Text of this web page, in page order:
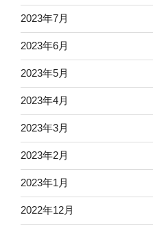
2023年7月
2023年6月
2023年5月
2023年4月
2023年3月
2023年2月
2023年1月
2022年12月